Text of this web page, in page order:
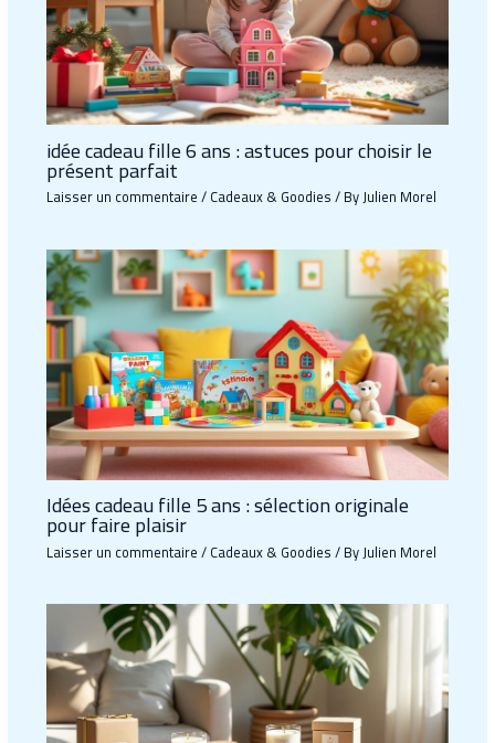
idée cadeau fille 6 ans : astuces pour choisir le
présent parfait
Laisser un commentaire/Cadeaux & Goodies/ ByJulien Morel
Idées cadeau fille 5 ans : sélection originale
pour faire plaisir
Laisser un commentaire/Cadeaux & Goodies/ ByJulien Morel